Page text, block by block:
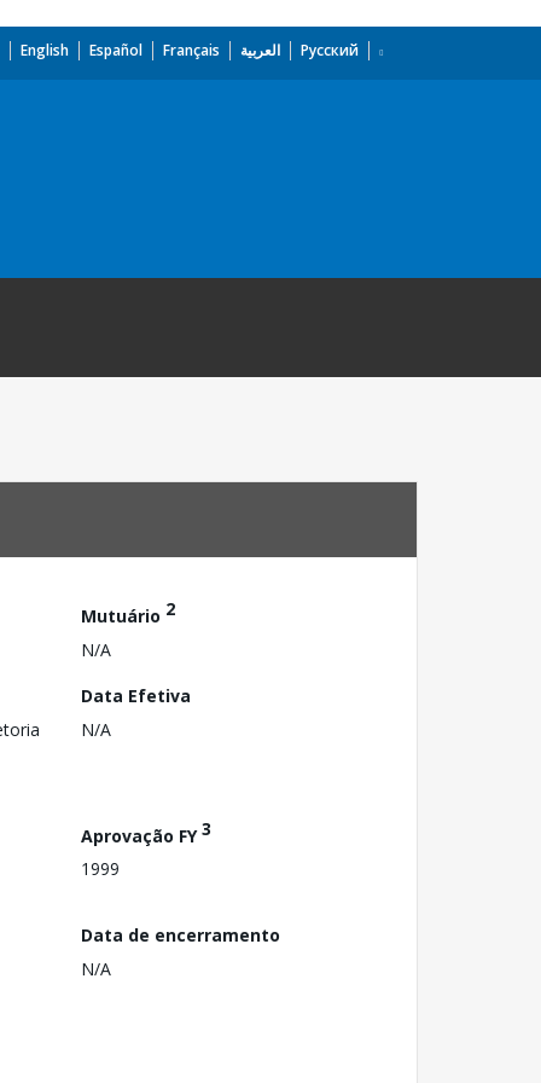
English Español Français العربية Русский
Mutuário 2
N/A
Data Efetiva
N/A
Aprovação FY3
1999
Data de encerramento
N/A